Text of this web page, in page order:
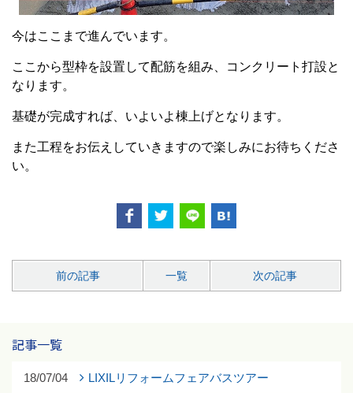
今はここまで進んでいます。
ここから型枠を設置して配筋を組み、コンクリート打設と
なります。
基礎が完成すれば、いよいよ棟上げとなります。
また工程をお伝えしていきますので楽しみにお待ちくださ
い。
前の記事 一覧 次の記事
記事一覧
18/07/04 LIXILリフォームフェアバスツアー